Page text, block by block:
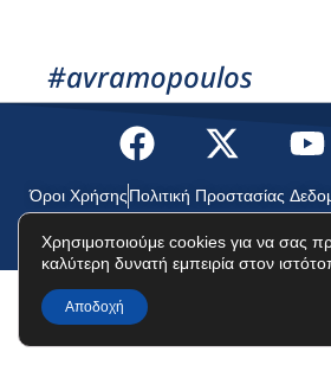
#avramopoulos
Όροι ΧρήσηςΠολιτική Προστασίας
©2025 Δημήτρης
Χρησιμοποιούμε cookies για να σας
καλύτερη δυνατή εμπειρία στον
Αποδοχή